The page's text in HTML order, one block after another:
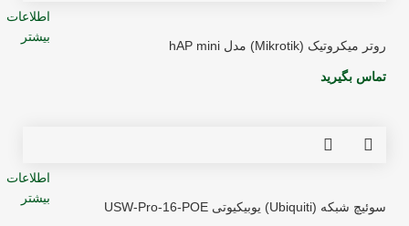
اطلاعات
بیشتر
روتر میکروتیک (Mikrotik) مدل hAP mini
تماس بگیرید
اطلاعات
بیشتر
سوئیچ شبکه (Ubiquiti) یوبیکیوتی USW-Pro-16-POE